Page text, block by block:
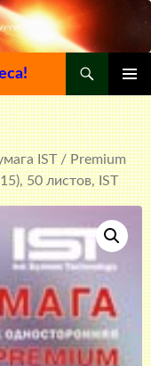
МЕНЮ
IST/ Premium
50 листов, IST